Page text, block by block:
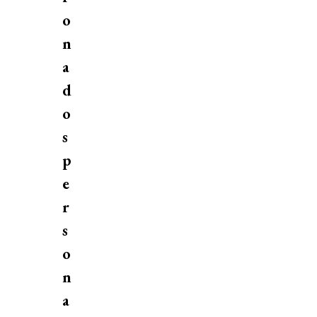
o
n
a
d
o
s
p
e
r
s
o
n
a